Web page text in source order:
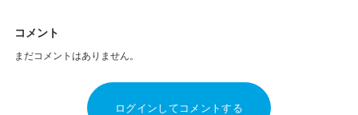
コメント
まだコメントはありません。
ログインしてコメントする